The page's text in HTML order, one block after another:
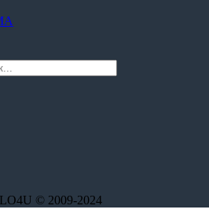
© 2009-2024